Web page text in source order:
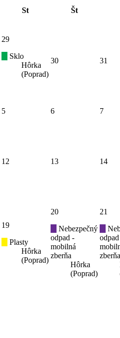
St Št
29
Sklo
Hôrka
(Poprad)
30 31
5 6
7
12 13 14
19
Plasty
Hôrka
(Poprad)
20
Nebezpečný
odpad -
mobilná
zberňa
Hôrka
(Poprad)
21
zberňa